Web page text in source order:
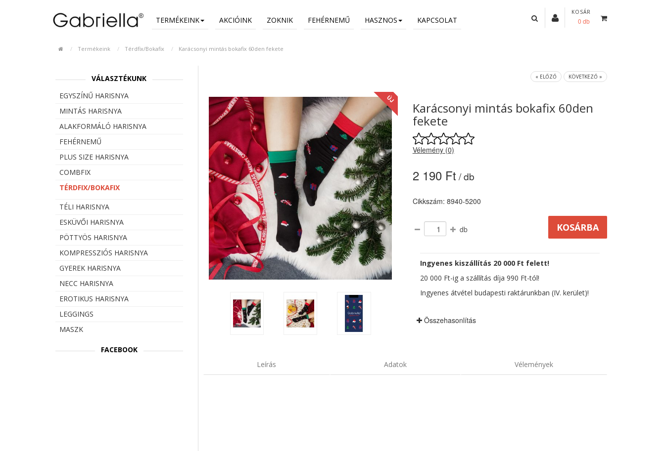
TERMÉKEINK AKCIÓINK ZOKNIK FEHÉRNEMŰ HASZNOS KAPCSOLAT
KOSÁR
0 db
Termékeink Térdfix/Bokafix Karácsonyi mintás bokafix 60den fekete
VÁLASZTÉKUNK
EGYSZÍNŰ HARISNYA
MINTÁS HARISNYA
ALAKFORMÁLÓ HARISNYA
FEHÉRNEMŰ
PLUS SIZE HARISNYA
COMBFIX
TÉRDFIX/BOKAFIX
TÉLI HARISNYA
ESKÜVŐI HARISNYA
PÖTTYÖS HARISNYA
KOMPRESSZIÓS HARISNYA
GYEREK HARISNYA
NECC HARISNYA
EROTIKUS HARISNYA
LEGGINGS
MASZK
FACEBOOK
« ELŐZŐ KÖVETKEZŐ »
ÚJ
Karácsonyi mintás bokafix 60den
fekete
Vélemény (0)
2 190 Ft / db
Cikkszám: 8940-5200
db
Ingyenes kiszállítás 20 000 Ft felett!
20 000 Ft-ig a szállítás díja 990 Ft-tól!
Ingyenes átvétel budapesti raktárunkban (IV. kerület)!
Összehasonlítás
Leírás Adatok Vélemények